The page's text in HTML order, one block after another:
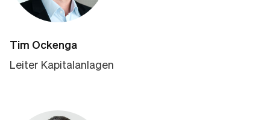
Tim Ockenga
Leiter Kapitalanlagen